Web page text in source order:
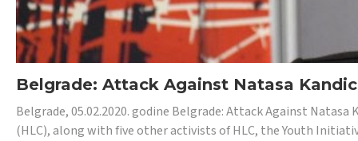
Belgrade: Attack Against Natasa
Belgrade, 05.02.2020. godine Belgrade: Attack Against
(HLC), along with five other activists of HLC, the Youth